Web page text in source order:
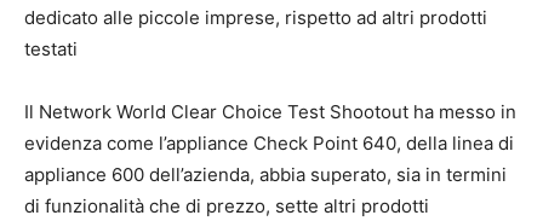
dedicato alle piccole imprese, rispetto ad altri prodotti
testati
Il Network World Clear Choice Test Shootout ha messo in
evidenza come l’appliance Check Point 640, della linea di
appliance 600 dell’azienda, abbia superato, sia in termini
di funzionalità che di prezzo, sette altri prodotti